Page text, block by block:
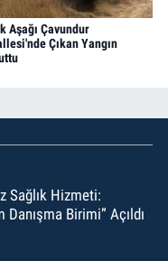
Aşağı Çavundur
Çıkan Yangın
Sağlık Hizmeti:
Danışma Birimi” Açıldı